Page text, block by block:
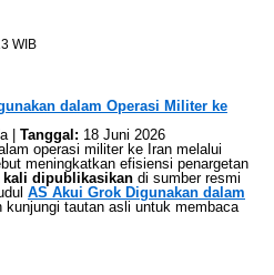
WIB
dalam Operasi Militer ke
| Tanggal: 18 Juni 2026
operasi militer ke Iran melalui
meningkatkan efisiensi penargetan
kali dipublikasikan di sumber resmi
AS Akui Grok Digunakan dalam
kunjungi tautan asli untuk membaca